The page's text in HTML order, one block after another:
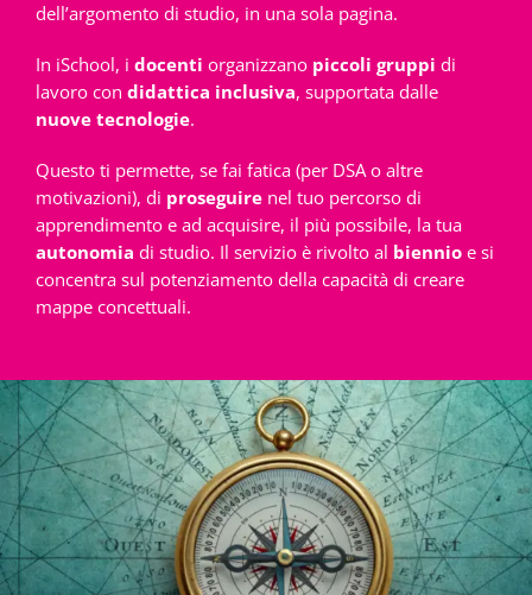
dell’argomento di studio, in una sola pagina.
In iSchool, i docenti organizzano piccoli gruppi di
lavoro con didattica inclusiva, supportata dalle
nuove tecnologie.
Questo ti permette, se fai fatica (per DSA o altre
motivazioni), di proseguirenel tuo percorso di
apprendimento e ad acquisire, il più possibile, la tua
autonomia di studio. Il servizio è rivolto al biennioe si
concentra sul potenziamento della capacità di creare
mappe concettuali.